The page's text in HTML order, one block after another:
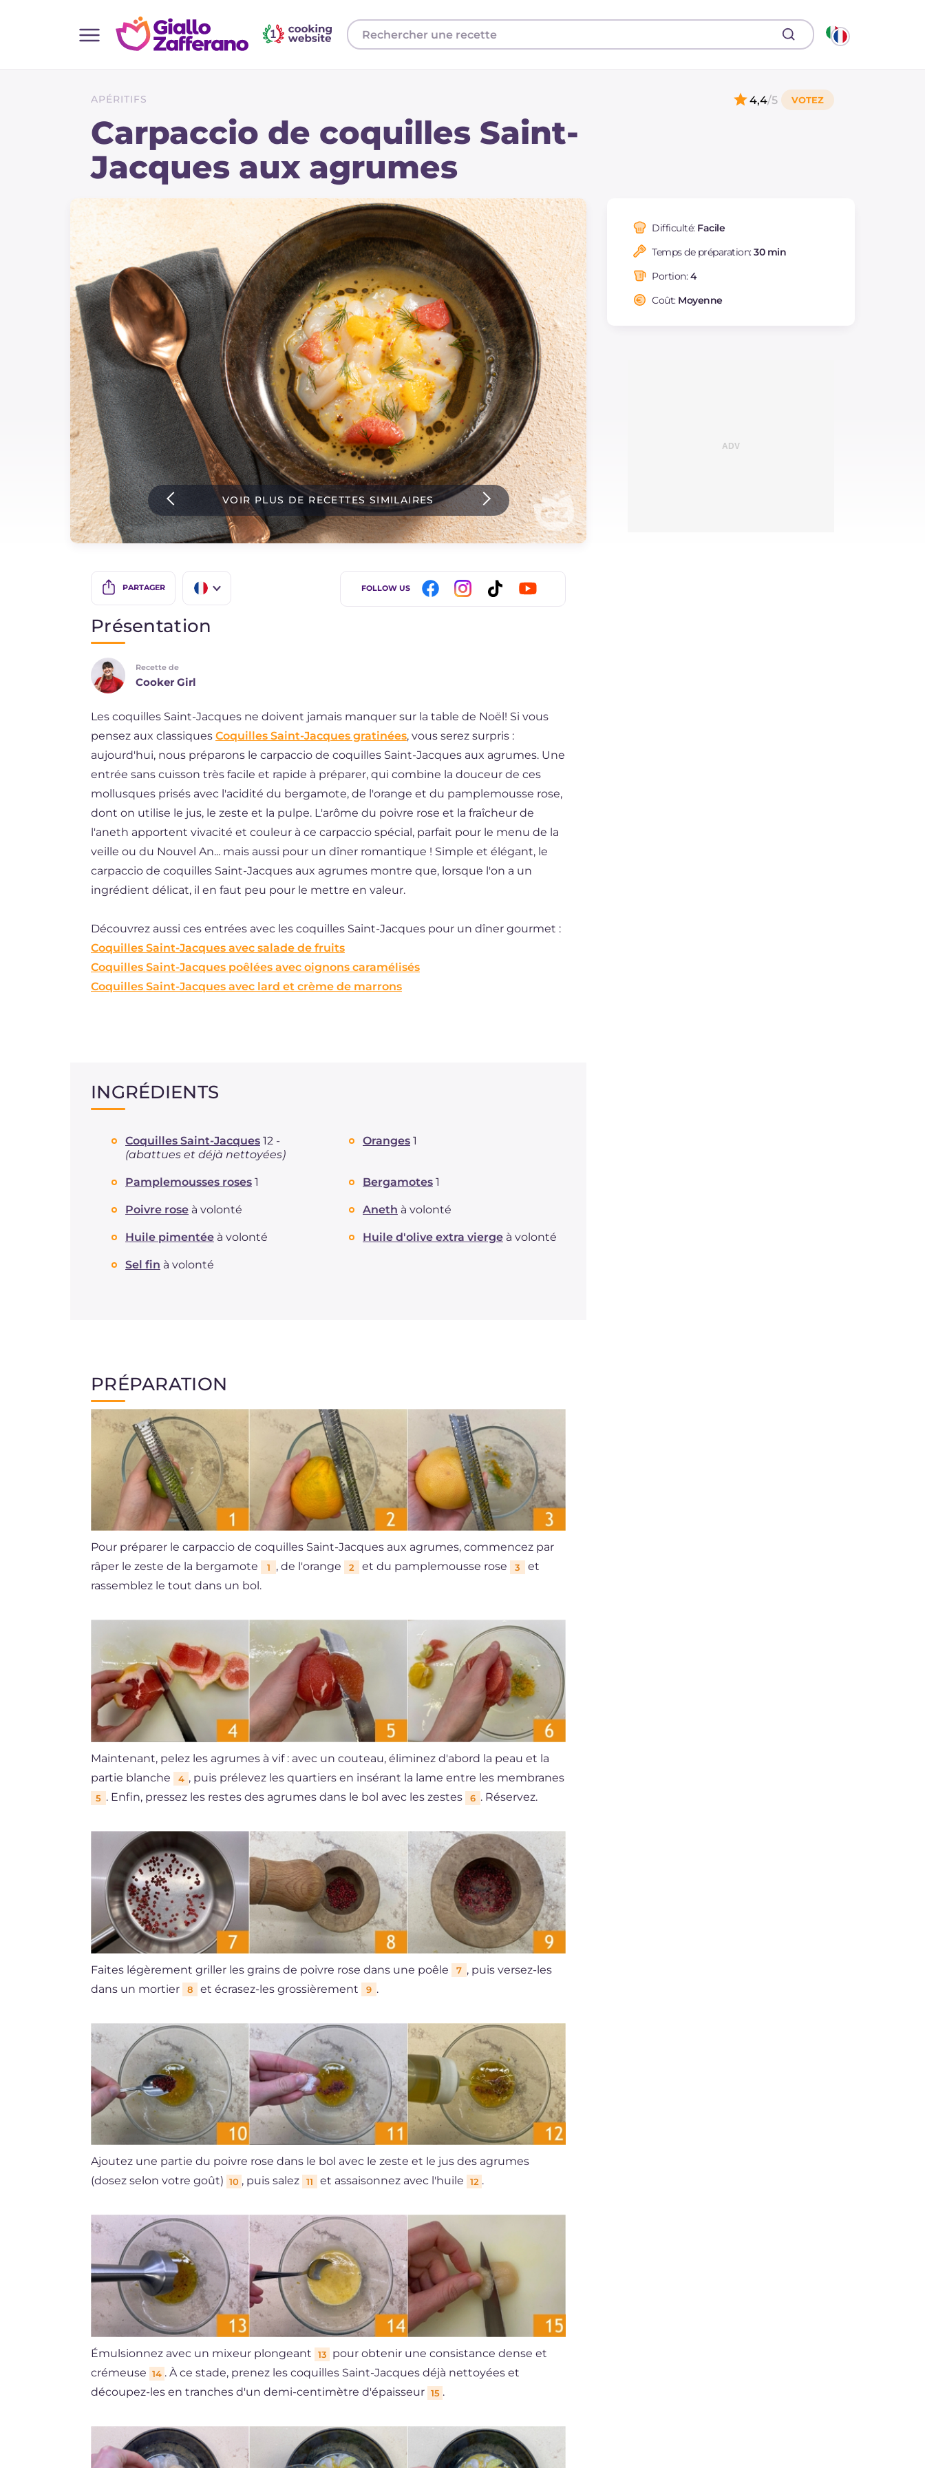
Toutes les recettes
Accompagnement
Pizzas et focaccia
Gateaux et patisserie
Dernieres recettes
IT Website
Instagram
YouTube
APÉRITIFS
Carpaccio de coquilles Saint-
Jacques aux agrumes
4,4/5
VOIR PLUS DE RECETTES SIMILAIRES
PARTAGER
DE
FOLLOW US
Difficulté: Facile
Temps de préparation:30 min
Portion:4
Coût: Moyenne
Présentation
Recette de
Cooker Girl
Les coquilles Saint-Jacques ne doivent jamais manquer sur la table de Noël! Si vous
pensez aux classiques Coquilles Saint-Jacques gratinées, vous serez surpris :
aujourd'hui, nous préparons le carpaccio de coquilles Saint-Jacques aux agrumes. Une
entrée sans cuisson très facile et rapide à préparer, qui combine la douceur de ces
mollusques prisés avec l'acidité du bergamote, de l'orange et du pamplemousse rose,
dont on utilise le jus, le zeste et la pulpe. L'arôme du poivre rose et la fraîcheur de
l'aneth apportent vivacité et couleur à ce carpaccio spécial, parfait pour le menu de la
veille ou du Nouvel An... mais aussi pour un dîner romantique ! Simple et élégant, le
carpaccio de coquilles Saint-Jacques aux agrumes montre que, lorsque l'on a un
ingrédient délicat, il en faut peu pour le mettre en valeur.
Découvrez aussi ces entrées avec les coquilles Saint-Jacques pour un dîner gourmet :
Coquilles Saint-Jacques avec salade de fruits
Coquilles Saint-Jacques poêlées avec oignons caramélisés
Coquilles Saint-Jacques avec lard et crème de marrons
INGRÉDIENTS
Coquilles Saint-Jacques 12 -
(abattues et déjà nettoyées)
Oranges 1
Pamplemousses roses 1 Bergamotes 1
Poivre rose à volonté Aneth à volonté
Huile pimentée à volonté Huile d'olive extra vierge à volonté
Sel fin à volonté
PRÉPARATION
Pour préparer le carpaccio de coquilles Saint-Jacques aux agrumes, commencez par
râper le zeste de la bergamote
1 , de l'orange 2 et du pamplemousse rose 3
et
rassemblez le tout dans un bol.
Maintenant, pelez les agrumes à vif : avec un couteau, éliminez d'abord la peau et la
partie blanche
4 , puis prélevez les quartiers en insérant la lame entre les membranes
5 . Enfin, pressez les restes des agrumes dans le bol avec les zestes 6 . Réservez.
Faites légèrement griller les grains de poivre rose dans une poêle 7 , puis versez-les
dans un mortier
8 et écrasez-les grossièrement 9 .
Ajoutez une partie du poivre rose dans le bol avec le zeste et le jus des agrumes
(dosez selon votre goût) 10 , puis salez 11 et assaisonnez avec l'huile 12 .
Émulsionnez avec un mixeur plongeant 13
pour obtenir une consistance dense et
crémeuse 14 . À ce stade, prenez les coquilles Saint-Jacques déjà nettoyées et
découpez-les en tranches d'un demi-centimètre d'épaisseur 15 .